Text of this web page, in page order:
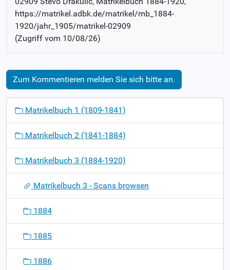
https://matrikel.adbk.de/matrikel/mb_1884-
1920/jahr_1905/matrikel-02909
(Zugriff vom 10/08/26)
Zum Kommentieren melden Sie sich bitte an.
o
Matrikelbuch 1 (1809-1841)
Matrikelbuch 2 (1841-1884)
Matrikelbuch 3 (1884-1920)
Matrikelbuch 3 - Scans browsen
1884
1885
1886